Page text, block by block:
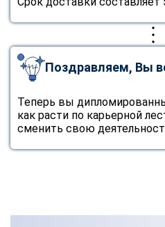
Поздравляем, Вы
Теперь вы
как расти по карьерной
сменить свою